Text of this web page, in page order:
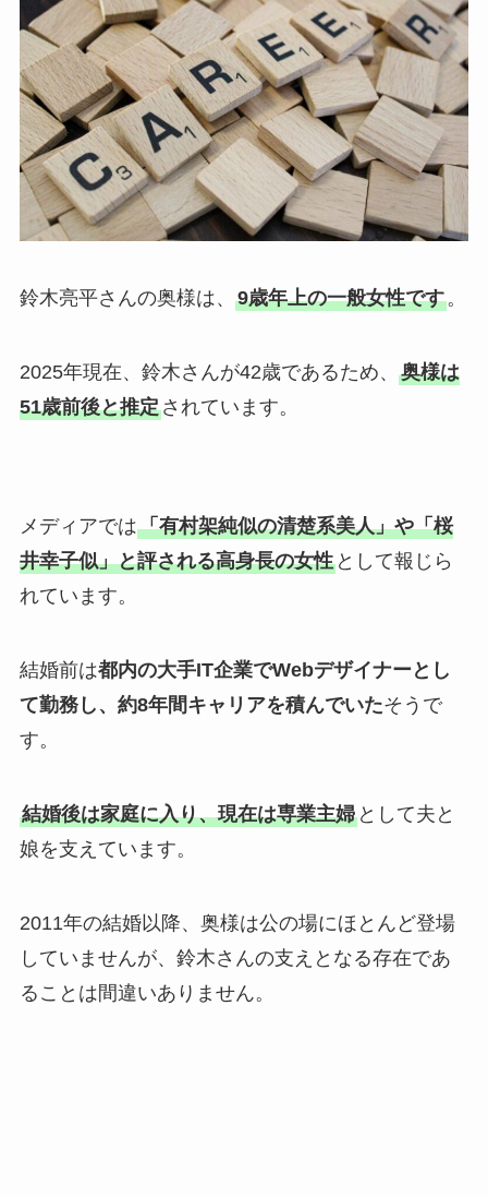
鈴木亮平さんの奥様は、 9歳年上の一般女性です。
2025年現在、鈴木さんが42歳であるため、 奥様は
51歳前後と推定されています。
メディアでは「有村架純似の清楚系美人」や「桜
井幸子似」と評される高身長の女性として報じら
れています。
結婚前は都内の大手IT企業でWebデザイナーとし
て勤務し、約8年間キャリアを積んでいたそうで
す。
結婚後は家庭に入り、現在は専業主婦として夫と
娘を支えています。
2011年の結婚以降、奥様は公の場にほとんど登場
していませんが、鈴木さんの支えとなる存在であ
ることは間違いありません。